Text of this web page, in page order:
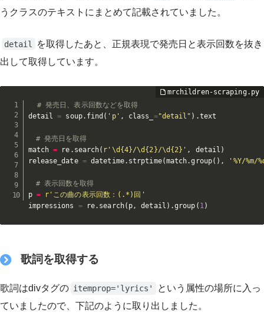
うクラスのテキストにまとめて記載されていました。
detail
を取得したあと、正規表現で発売日と表示回数を抜き
出して取得しています。
# 発売日、表示回数などを取得
detail = soup. find ( 'p' , class_ ="detail" ) .text
# 発売日を取得
match = re . search( r'\d{4}/\d{2}/\d{2}' , detail )
release_date = datetime. strptime(match.group( ) , '%Y/%m/
# 表示回数を取得
p =
r'この曲の表示回数：(.*)回'
impressions = re. search( p, detail ) .group ( 1)
歌詞を取得する
歌詞はdivタグの itemprop='lyrics'
という属性の場所に入っ
ていましたので、下記のように取り出しました。